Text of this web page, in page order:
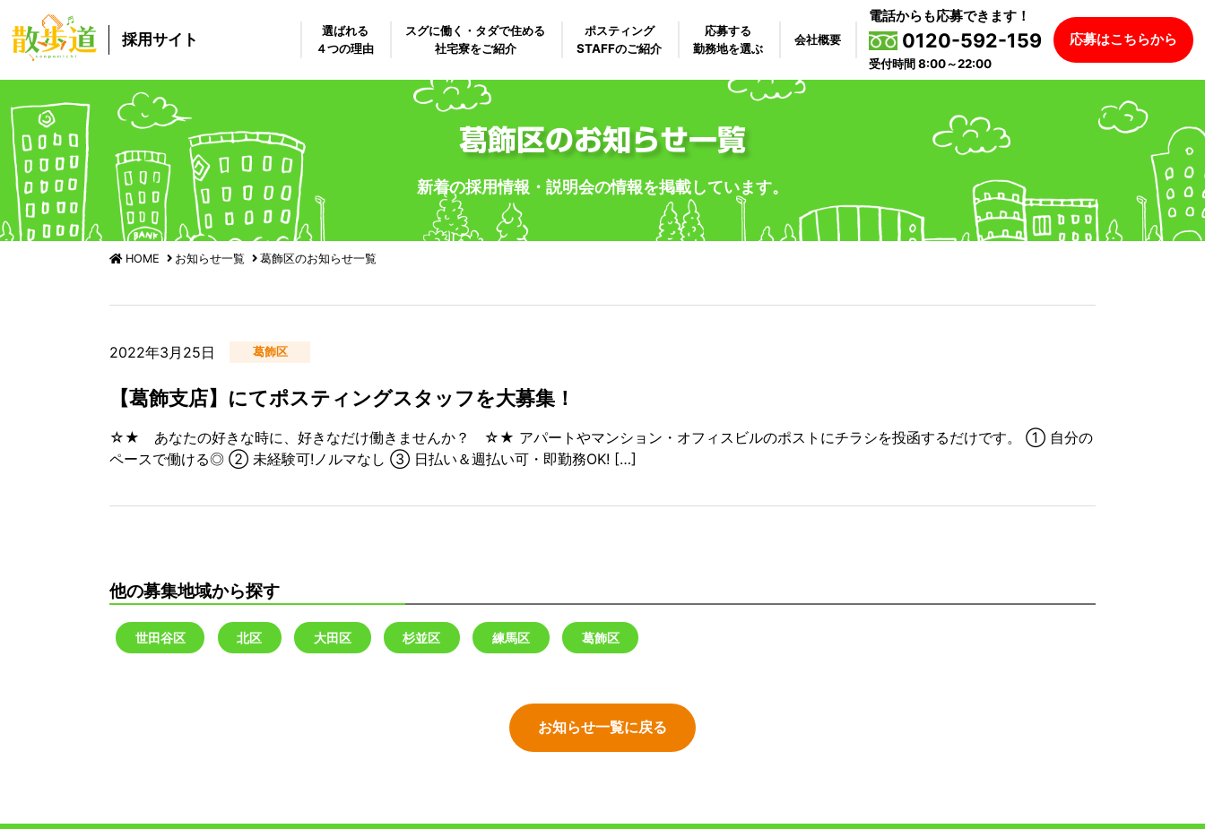
採用サイト
選ばれる
４つの理由
スグに働く・タダで住める
社宅寮をご紹介
ポスティング
STAFFのご紹介
応募する
勤務地を選ぶ
会社概要
電話からも応募できます！
0120-592-159
受付時間 8:00～22:00
応募はこちらから
葛飾区のお知らせ一覧
新着の採用情報・説明会の情報を掲載しています。
HOME お知らせ一覧 葛飾区のお知らせ一覧
2022年3月25日 葛飾区
【葛飾支店】にてポスティングスタッフを大募集！
☆★ あなたの好きな時に、好きなだけ働きませんか？ ☆★ アパートやマンション・オフィスビルのポストにチラシを投函するだけです。 ① 自分の
ペースで働ける◎ ② 未経験可!ノルマなし ③ 日払い＆週払い可・即勤務OK! […]
他の募集地域から探す
世田谷区 北区 大田区 杉並区 練馬区 葛飾区
お知らせ一覧に戻る